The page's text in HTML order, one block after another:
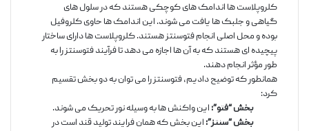
کلروپلاست ها اندامک های کوچکی هستند که در سلول های
گیاهی و جلبک ها یافت می شوند. این اندامک ها حاوی کلروفیل
بوده و محل اصلی انجام فتوسنتز هستند. کلروپلاست ها دارای ساختار
پیچیده ای هستند که به آن ها اجازه می دهد تا فرآیند فتوسنتز را به
طور مؤثر انجام دهند.
همانطور که توضیح دادیم، فتوسنتز را می توان به دو بخش تقسیم
کرد:
بخش “فتو”: این واکنش ها به وسیله نور تحریک می شوند.
بخش “سنتز”: این بخش که همان فرایند تولید قند است در